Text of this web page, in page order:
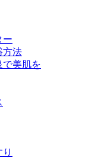
ー
方法
で美肌を